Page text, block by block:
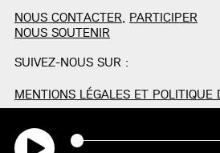
NOUS CONTACTER, PARTICIPER
NOUS SOUTENIR
SUIVEZ-NOUS SUR :
MENTIONS LÉGALES ET POLITIQUE